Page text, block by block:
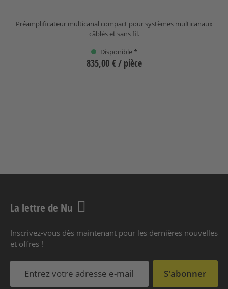
Préamplificateur multicanal compact pour systèmes multicanaux
câblés et sans fil.
Disponible *
835,00 €/ pièce
La lettre de Nu
Inscrivez-vous dès maintenant pour les dernières nouvelles
et offres !
S'abonner